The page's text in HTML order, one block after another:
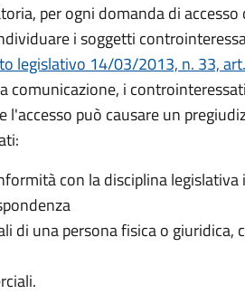
per ogni domanda di accesso
i soggetti
legislativo 14/03/2013, n. 33,
comunicazione, i
può causare un
con la disciplina legislativa
di una persona fisica o giuridica,